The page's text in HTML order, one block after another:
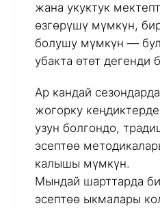
жана укуктук
өзгөрүшү мүмкүн,
болушу мүмкүн —
убакта өтөт дегенди
Ар кандай
жогорку
узун болгондо,
эсептөө
калышы мүмкүн.
Мындай шарттарда
эсептөө ыкмалары